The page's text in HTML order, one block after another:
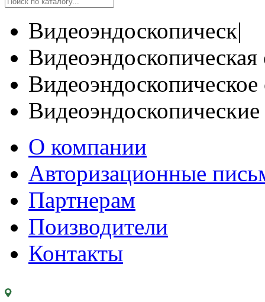
Видеоэндоскопическ|
Видеоэндоскопическая
О компании
Авторизационные
Партнерам
Поизводители
Контакты